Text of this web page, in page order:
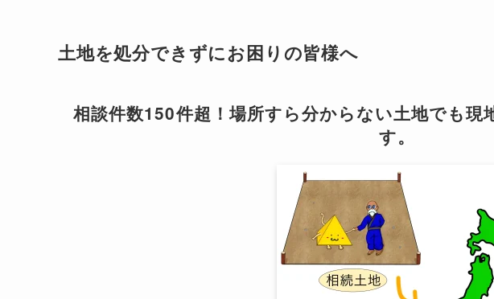
土地を処分できずにお困りの皆様へ
相談件数150件超！場所すら分からない土地でも
す。